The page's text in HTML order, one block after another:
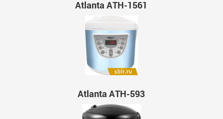
Atlanta ATH-1561
Atlanta ATH-593